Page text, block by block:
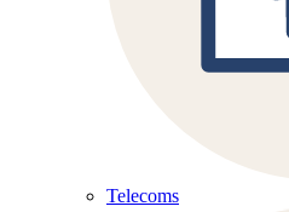
Telecoms